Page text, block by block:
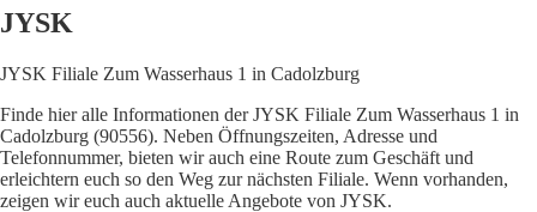
JYSK
JYSK Filiale Zum Wasserhaus 1 in Cadolzburg
Finde hier alle Informationen der JYSK Filiale Zum Wasserhaus 1 in
Cadolzburg (90556). Neben Öffnungszeiten, Adresse und
Telefonnummer, bieten wir auch eine Route zum Geschäft und
erleichtern euch so den Weg zur nächsten Filiale. Wenn vorhanden,
zeigen wir euch auch aktuelle Angebote von JYSK.